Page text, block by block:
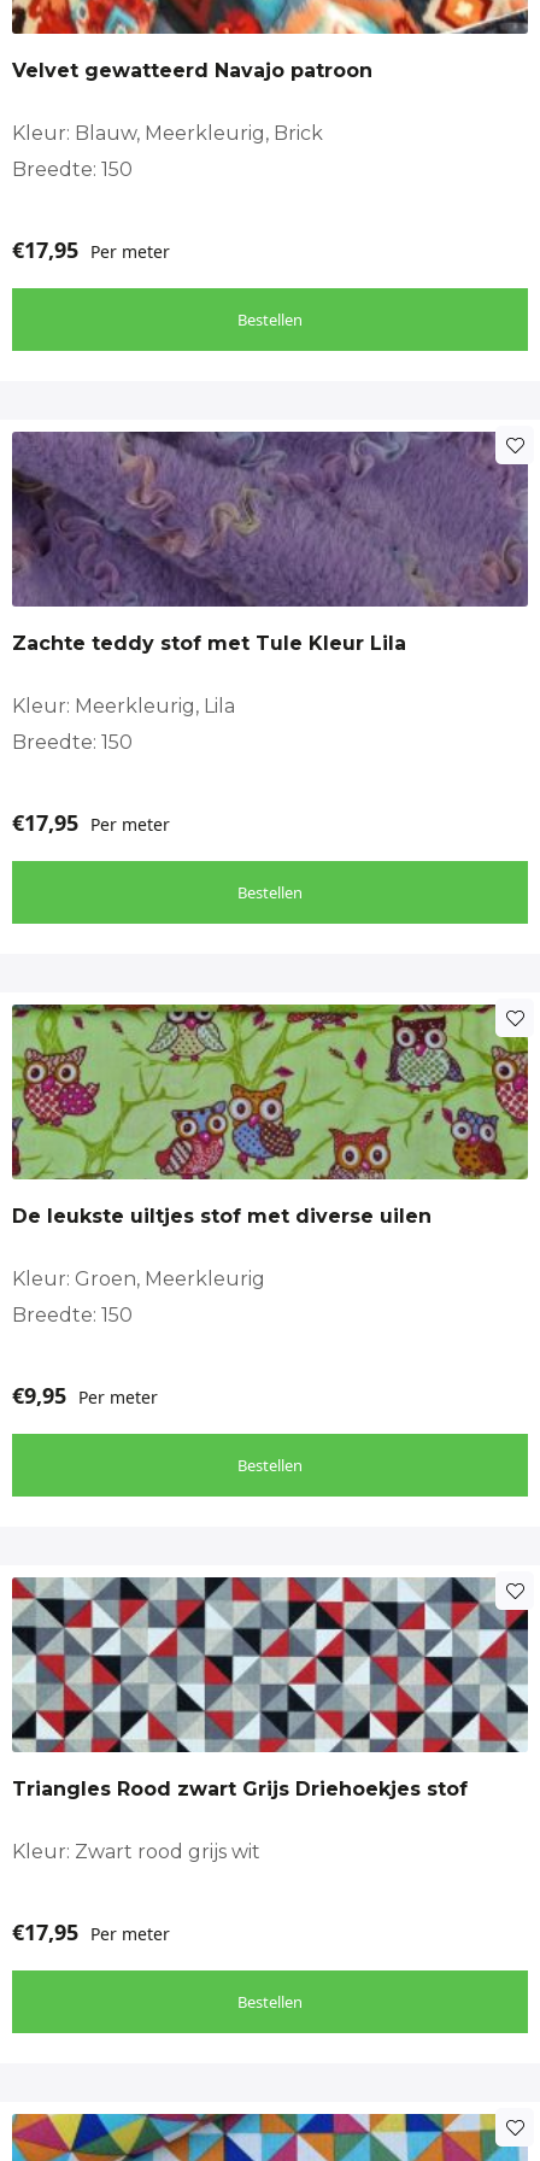
Totaal:
Camper interieur, caravankussens, Decoratie
Velvet gewatteerd Navajo patroon
Kleur: Blauw, Meerkleurig, Brick
Breedte: 150
€17,95 Per meter
Bestellen
Zachte teddy stof met Tule Kleur Lila
Kleur: Meerkleurig, Lila
Breedte: 150
€17,95 Per meter
Bestellen
De leukste uiltjes stof met diverse uilen
Kleur: Groen, Meerkleurig
Breedte: 150
€9,95 Per meter
Bestellen
Triangles Rood zwart Grijs Driehoekjes stof
Kleur: Zwart rood grijs wit
€17,95 Per meter
Bestellen